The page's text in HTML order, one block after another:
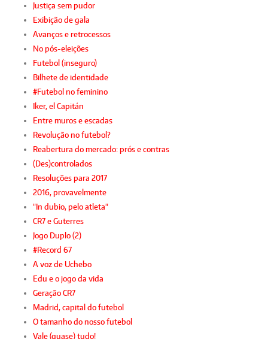
Justiça sem pudor
Exibição de gala
Avanços e retrocessos
No pós-eleições
Futebol (inseguro)
Bilhete de identidade
#Futebol no feminino
Iker, el Capitán
Entre muros e escadas
Revolução no futebol?
Reabertura do mercado: prós e contras
(Des)controlados
Resoluções para 2017
2016, provavelmente
"In dubio, pelo atleta"
CR7 e Guterres
Jogo Duplo (2)
#Record 67
A voz de Uchebo
Edu e o jogo da vida
Geração CR7
Madrid, capital do futebol
O tamanho do nosso futebol
Vale (quase) tudo!